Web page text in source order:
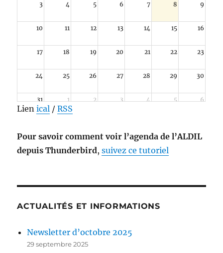
3 4 5 6 7 8 9
10 11 12 13 14 15 16
17 18 19 20 21 22 23
24 25 26 27 28 29 30
31 1 2 3 4 5 6
Lienical /RSS
Pour savoir comment voir l’agenda de l’ALDIL
depuis Thunderbird,suivez ce tutoriel
ACTUALITÉS ET INFORMATIONS
Newsletter d’octobre 2025
29 septembre 2025